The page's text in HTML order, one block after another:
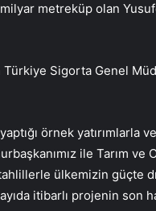
metreküp olan
Sigorta Genel
örnek yatırımlarla
ile Tarım ve
ülkemizin güçte
itibarlı projenin son